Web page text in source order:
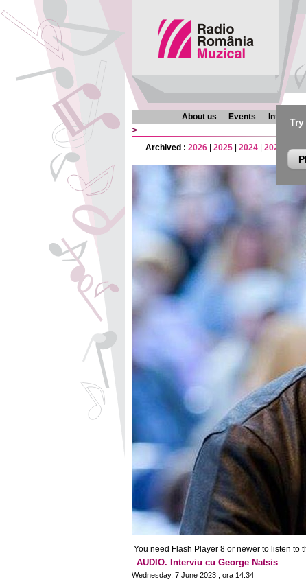
About us Events Interviews
>
Archived : 2026 2025 2024 2023
You need Flash Player 8 or newer to listen to
AUDIO. Interviu cu George Natsis
Wednesday, 7 June 2023 , ora 14.34